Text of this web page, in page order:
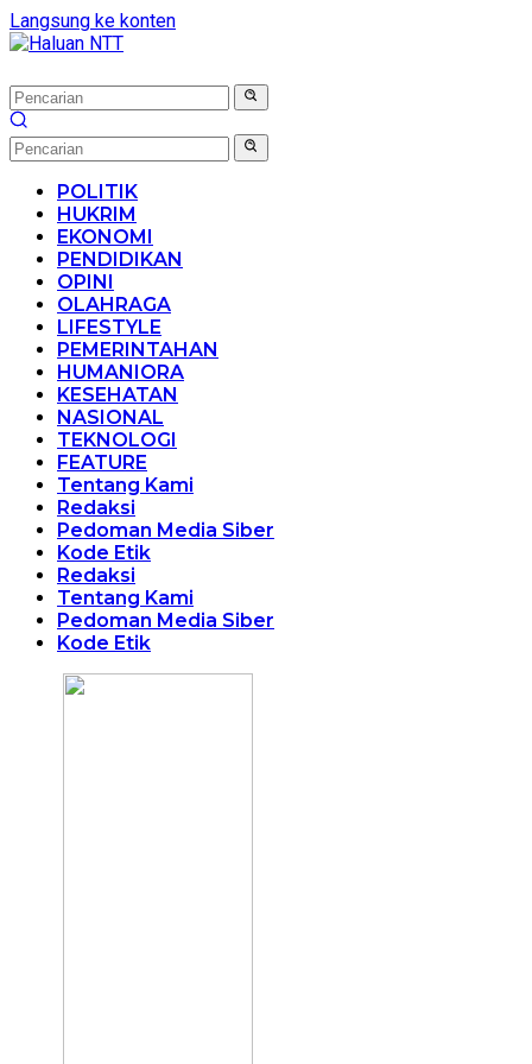
Langsung ke konten
POLITIK
HUKRIM
EKONOMI
PENDIDIKAN
OPINI
OLAHRAGA
LIFESTYLE
PEMERINTAHAN
HUMANIORA
KESEHATAN
NASIONAL
TEKNOLOGI
FEATURE
Tentang Kami
Redaksi
Pedoman Media Siber
Kode Etik
Redaksi
Tentang Kami
Pedoman Media Siber
Kode Etik